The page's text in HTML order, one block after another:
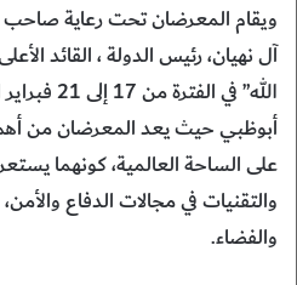
ويقام المعرضان تحت رعاية
آل نهيان، رئيس الدولة ، القائد
الله” في
أبوظبي حيث يعد المعرضان من أهم
على الساحة العالمية، كونهما
والتقنيات في مجالات الدفاع
والفضاء.